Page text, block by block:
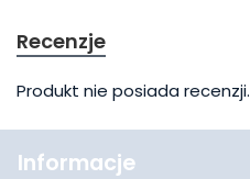
Recenzje
Produkt nie posiada recenzji.
Informacje